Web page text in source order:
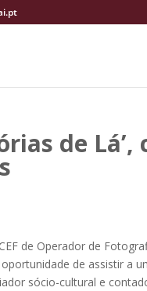
de
de Operador de
de assistir a
sócio-cultural e